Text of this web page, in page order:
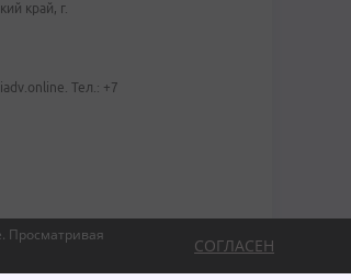
Просматривая
СОГЛАСЕН
край, г.
Тел.: +7